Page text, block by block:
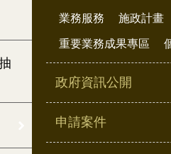
業務服務 施政計畫
重要業務成果專區
政府資訊公開
申請案件